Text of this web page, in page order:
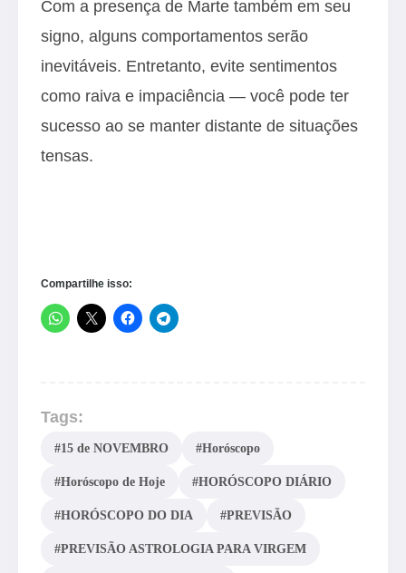
Com a presença de Marte também em seu
signo, alguns comportamentos serão
inevitáveis. Entretanto, evite sentimentos
como raiva e impaciência — você pode ter
sucesso ao se manter distante de situações
tensas.
Compartilhe isso:
Tags:
#15 de NOVEMBRO #Horóscopo
#Horóscopo de Hoje #HORÓSCOPO DIÁRIO
#HORÓSCOPO DO DIA #PREVISÃO
#PREVISÃO ASTROLOGIA PARA VIRGEM